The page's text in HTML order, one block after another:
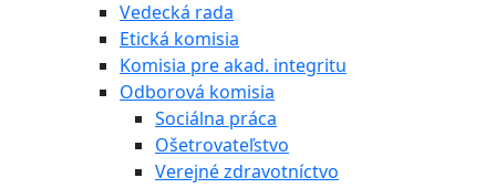
Vedecká rada
Etická komisia
Komisia pre akad. integritu
Odborová komisia
Sociálna práca
Ošetrovateľstvo
Verejné zdravotníctvo